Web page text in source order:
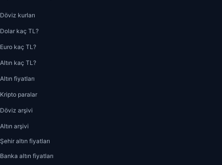
Döviz kurları
Dolar kaç TL?
Euro kaç TL?
Altın kaç TL?
Altın fiyatları
Kripto paralar
Döviz arşivi
Altın arşivi
Şehir altın fiyatları
Banka altın fiyatları